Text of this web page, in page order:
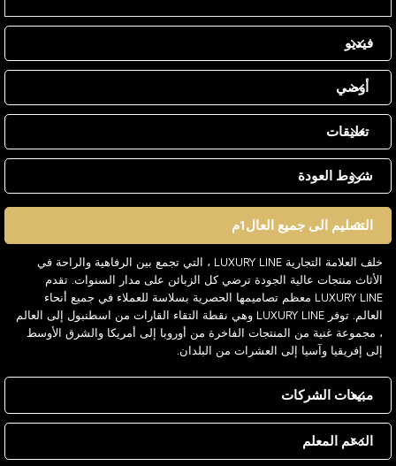
فيديو
أوصي
تعليقات
شروط العودة
التسليم الى جميع العال1م
خلف العلامة التجارية LUXURY LINE ، التي تجمع بين الرفاهية والراحة في
الأثاث منتجات عالية الجودة ترضي كل الزبائن على مدار السنوات. تقدم
LUXURY LINE معظم تصاميمها الحصرية بسلاسة للعملاء في جميع أنحاء
العالم. توفر LUXURY LINE وهي نقطة التقاء القارات من اسطنبول إلى العالم
، مجموعة غنية من المنتجات الفاخرة من أوروبا إلى أمريكا والشرق الأوسط
إلى إفريقيا وآسيا إلى العشرات من البلدان.
مبيعات الشركات
الدعم المعلم